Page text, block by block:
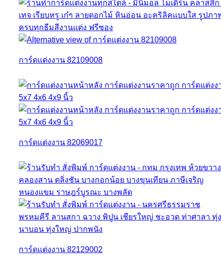
การ์ดแต่งงาน 82109008
การ์ดแต่งงาน 82069017
การ์ดแต่งงาน 82129002